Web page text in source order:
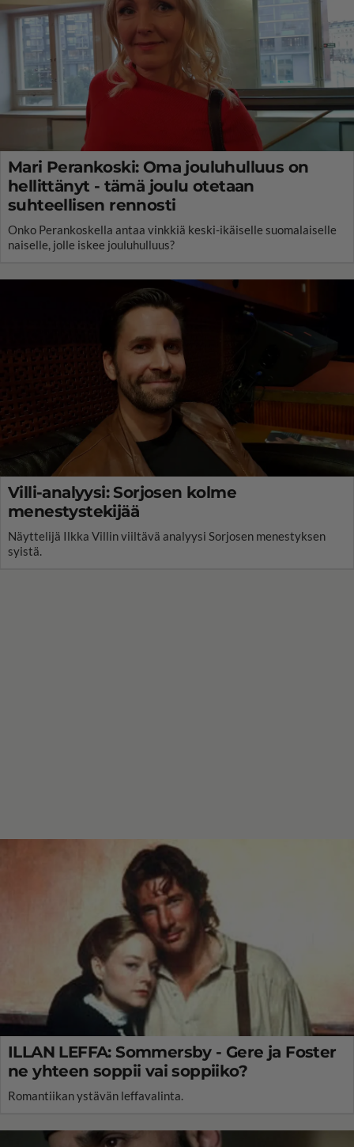
Mari Perankoski: Oma jouluhulluus on
hellittänyt - tämä joulu otetaan
suhteellisen rennosti
Onko Perankoskella antaa vinkkiä keski-ikäiselle suomalaiselle
naiselle, jolle iskee jouluhulluus?
Villi-analyysi: Sorjosen kolme
menestystekijää
Näyttelijä Ilkka Villin viiltävä analyysi Sorjosen menestyksen
syistä.
ILLAN LEFFA: Sommersby - Gere ja Foster
ne yhteen soppii vai soppiiko?
Romantiikan ystävän leffavalinta.